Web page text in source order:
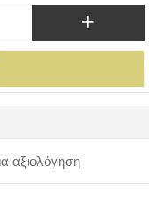
+
αξιολόγηση